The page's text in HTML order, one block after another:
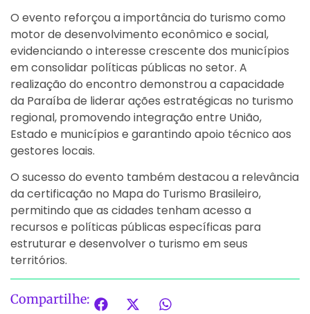
O evento reforçou a importância do turismo como
motor de desenvolvimento econômico e social,
evidenciando o interesse crescente dos municípios
em consolidar políticas públicas no setor. A
realização do encontro demonstrou a capacidade
da Paraíba de liderar ações estratégicas no turismo
regional, promovendo integração entre União,
Estado e municípios e garantindo apoio técnico aos
gestores locais.
O sucesso do evento também destacou a relevância
da certificação no Mapa do Turismo Brasileiro,
permitindo que as cidades tenham acesso a
recursos e políticas públicas específicas para
estruturar e desenvolver o turismo em seus
territórios.
Compartilhe: